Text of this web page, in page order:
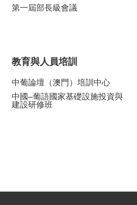
第一屆部長級會議
教育與人員培訓
中葡論壇（澳門）培訓中心
中國–葡語國家基礎設施投資與
建設研修班